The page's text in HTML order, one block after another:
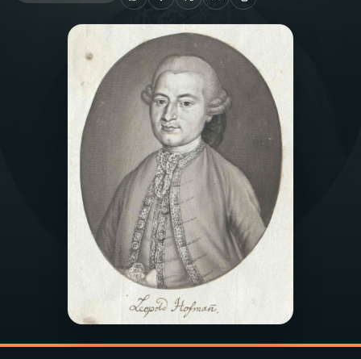
PROGRAMAÇÃO
PROGRAMAS
VIDEOCASTS
PRÊMIO RÁDIO MEC